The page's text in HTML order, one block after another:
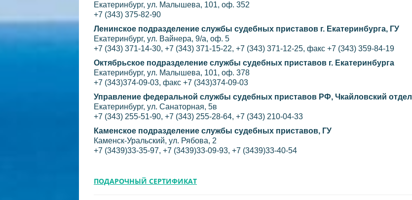
Екатеринбург, ул. Малышева, 101, оф. 352
+7 (343) 375-82-90
Ленинское подразделение службы судебных приставов г. Екатеринбурга, ГУ
Екатеринбург, ул. Вайнера, 9/а, оф. 5
+7 (343) 371-14-30, +7 (343) 371-15-22, +7 (343) 371-12-25, факс +7 (343) 359-84-19
Октябрьское подразделение службы судебных приставов г. Екатеринбурга
Екатеринбург, ул. Малышева, 101, оф. 378
+7 (343)374-09-03, факс +7 (343)374-09-03
Управление федеральной службы судебных приставов РФ, Чкайловский отдел
Екатеринбург, ул. Санаторная, 5в
+7 (343) 255-51-90, +7 (343) 255-28-64, +7 (343) 210-04-33
Каменское подразделение службы судебных приставов, ГУ
Каменск-Уральский, ул. Рябова, 2
+7 (3439)33-35-97, +7 (3439)33-09-93, +7 (3439)33-40-54
ПОДАРОЧНЫЙ СЕРТИФИКАТ